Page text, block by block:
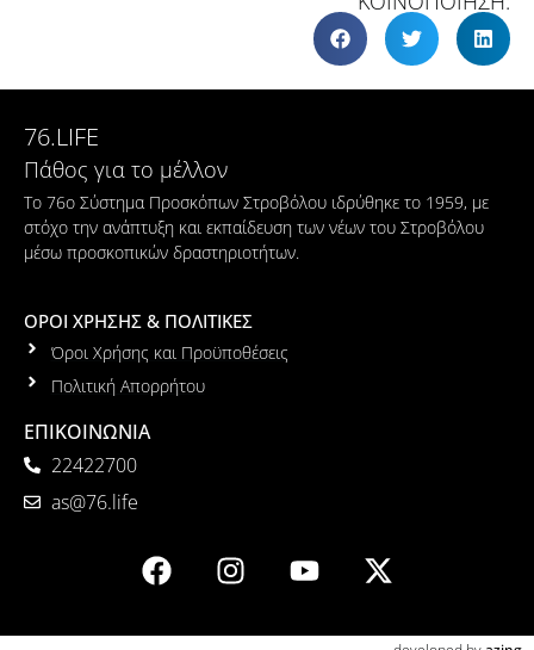
76.LIFE
Πάθος για το μέλλον
Το 76ο Σύστημα Προσκόπων Στροβόλου ιδρύθηκε το 1959, με
στόχο την ανάπτυξη και εκπαίδευση των νέων του Στροβόλου
μέσω προσκοπικών δραστηριοτήτων.
ΟΡΟΙ ΧΡΗΣΗΣ & ΠΟΛΙΤΙΚΕΣ
Όροι Χρήσης και Προϋποθέσεις
Πολιτική Απορρήτου
ΕΠΙΚΟΙΝΩΝΙΑ
22422700
as@76.life